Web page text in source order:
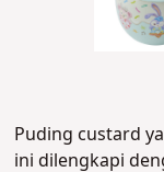
Puding custard
ini dilengkapi